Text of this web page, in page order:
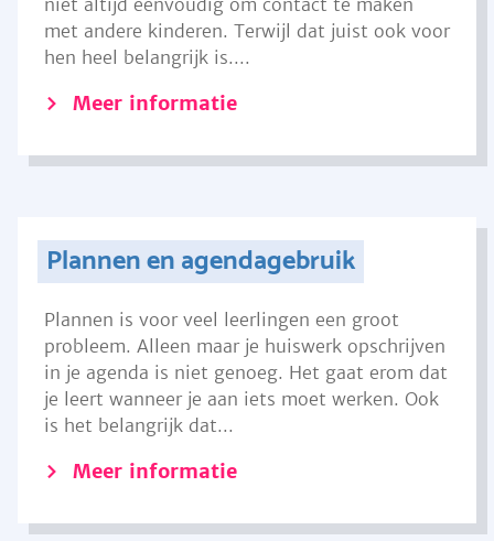
niet altijd eenvoudig om contact te maken
met andere kinderen. Terwijl dat juist ook voor
hen heel belangrijk is....
Meer informatie
Plannen en agendagebruik
Plannen is voor veel leerlingen een groot
probleem. Alleen maar je huiswerk opschrijven
in je agenda is niet genoeg. Het gaat erom dat
je leert wanneer je aan iets moet werken. Ook
is het belangrijk dat...
Meer informatie